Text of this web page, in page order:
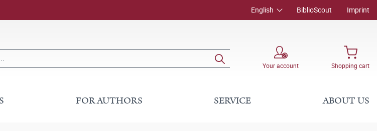
English BiblioScout Imprint
Your account Shopping cart
FOR AUTHORS SERVICE ABOUT US